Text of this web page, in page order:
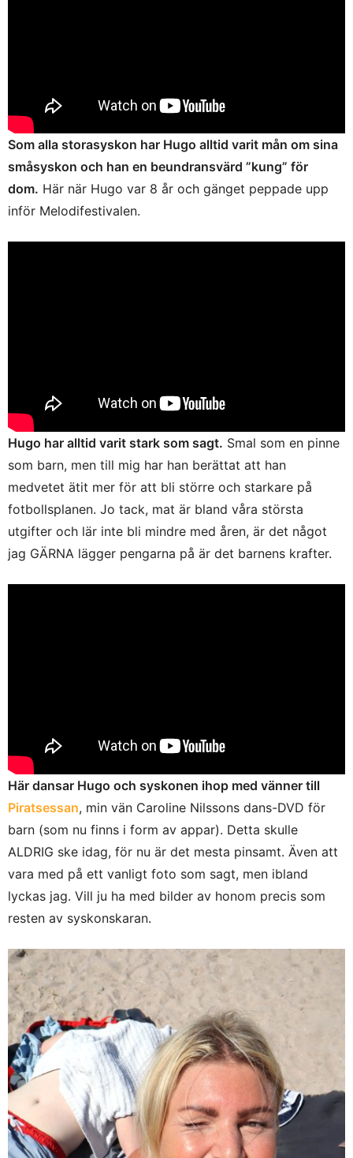
Som alla storasyskon har Hugo alltid varit mån om sina
småsyskon och han en beundransvärd ”kung” för
dom. Här när Hugo var 8 år och gänget peppade upp
inför Melodifestivalen.
Hugo har alltid varit stark som sagt. Smal som en pinne
som barn, men till mig har han berättat att han
medvetet ätit mer för att bli större och starkare på
fotbollsplanen. Jo tack, mat är bland våra största
utgifter och lär inte bli mindre med åren, är det något
jag GÄRNA lägger pengarna på är det barnens krafter.
Här dansar Hugo och syskonen ihop med vänner till
Piratsessan, min vän Caroline Nilssons dans-DVD för
barn (som nu finns i form av appar). Detta skulle
ALDRIG ske idag, för nu är det mesta pinsamt. Även att
vara med på ett vanligt foto som sagt, men ibland
lyckas jag. Vill ju ha med bilder av honom precis som
resten av syskonskaran.